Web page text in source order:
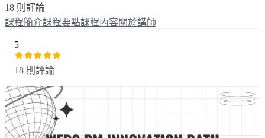
18 則評論
課程簡介課程要點課程內容關於講師
5
18 則評論